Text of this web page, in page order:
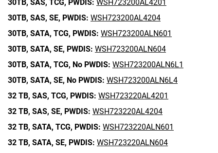
30TB, SAS, TCG, PWDIS: WSH723200AL4201
30TB, SAS, SE, PWDIS: WSH723200AL4204
30TB, SATA, TCG, PWDIS: WSH723200ALN601
30TB, SATA, SE, PWDIS: WSH723200ALN604
30TB, SATA, TCG, No PWDIS: WSH723200ALN6L1
30TB, SATA, SE, No PWDIS: WSH723200ALN6L4
32 TB, SAS, TCG, PWDIS: WSH723220AL4201
32 TB, SAS, SE, PWDIS: WSH723220AL4204
32 TB, SATA, TCG, PWDIS: WSH723220ALN601
32 TB, SATA, SE, PWDIS: WSH723220ALN604